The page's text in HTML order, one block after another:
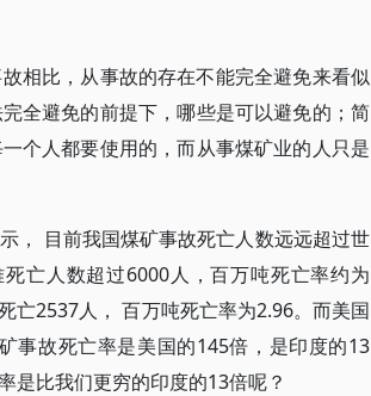
相比，从事故的存在不能完全避免来看似
全避免的前提下，哪些是可以避免的；简
个人都要使用的，而从事煤矿业的人只是
， 目前我国煤矿事故死亡人数远远超过世
亡人数超过6000人，百万吨死亡率约为
亡2537人， 百万吨死亡率为2.96。而美国
事故死亡率是美国的145倍，是印度的13
是比我们更穷的印度的13倍呢？